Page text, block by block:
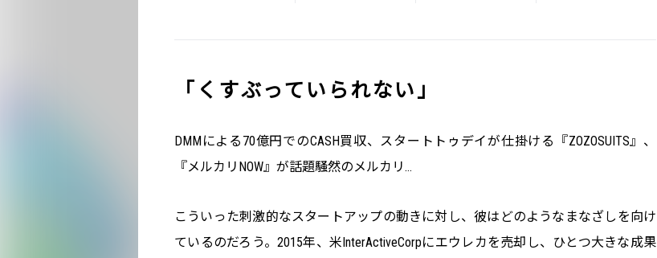
「くすぶっていられない」
DMMによる70億円でのCASH買収、スタートトゥデイが仕掛ける『ZOZOSUITS』、
『メルカリNOW』が話題騒然のメルカリ…
こういった刺激的なスタートアップの動きに対し、彼はどのようなまなざしを向け
ているのだろう。2015年、米InterActiveCorpにエウレカを売却し、ひとつ大きな成果